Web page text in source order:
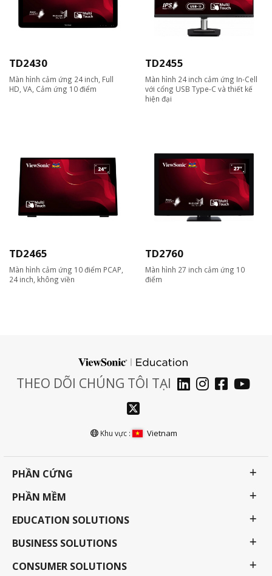
TD2430
Màn hình cảm ứng 24 inch, Full
HD, VA, Cảm ứng 10 điểm
TD2455
Màn hình 24 inch cảm ứng In-Cell
với cổng USB Type-C và thiết kế
hiện đại
TD2465
Màn hình cảm ứng 10 điểm PCAP,
24 inch, không viền
TD2760
Màn hình 27 inch cảm ứng 10
điểm
THEO DÕI CHÚNG TÔI TẠI
Khu vực : Vietnam
PHẦN CỨNG
PHẦN MỀM
EDUCATION SOLUTIONS
BUSINESS SOLUTIONS
CONSUMER SOLUTIONS